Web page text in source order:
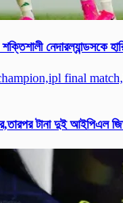
শক্তিশালী নেদারল্যান্ডসকে
টানা দুই আইপিএল